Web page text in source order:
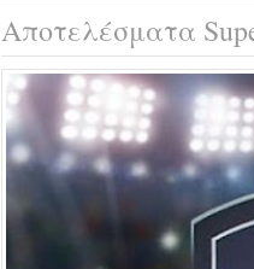
Αποτελέσματα